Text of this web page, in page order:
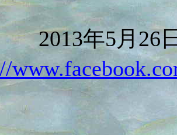
2013年5月26